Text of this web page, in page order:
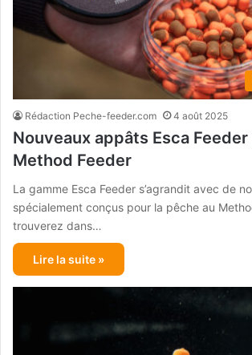
Rédaction Peche-feeder.com 4 août 2025
Nouveaux appâts Esca
Method Feeder
La gamme Esca Feeder s’agrandit avec de
spécialement conçus pour la pêche au
trouverez dans…
Lire la suite »